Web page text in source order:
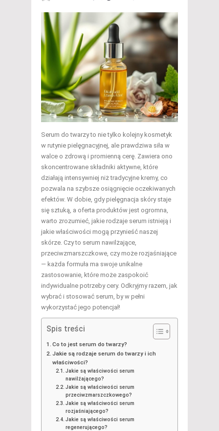
Serum do twarzy to nie tylko kolejny kosmetyk
w rutynie pielęgnacyjnej, ale prawdziwa siła w
walce o zdrową i promienną cerę. Zawiera ono
skoncentrowane składniki aktywne, które
działają intensywniej niż tradycyjne kremy, co
pozwala na szybsze osiągnięcie oczekiwanych
efektów. W dobie, gdy pielęgnacja skóry staje
się sztuką, a oferta produktów jest ogromna,
warto zrozumieć, jakie rodzaje serum istnieją i
jakie właściwości mogą przynieść naszej
skórze. Czy to serum nawilżające,
przeciwzmarszczkowe, czy może rozjaśniające
— każda formuła ma swoje unikalne
zastosowanie, które może zaspokoić
indywidualne potrzeby cery. Odkryjmy razem, jak
wybrać i stosować serum, by w pełni
wykorzystać jego potencjał!
Spis treści
Co to jest serum do twarzy?
Jakie są rodzaje serum do twarzy i ich
właściwości?
Jakie są właściwości serum
nawilżającego?
Jakie są właściwości serum
przeciwzmarszczkowego?
Jakie są właściwości serum
rozjaśniającego?
Jakie są właściwości serum
regenerującego?